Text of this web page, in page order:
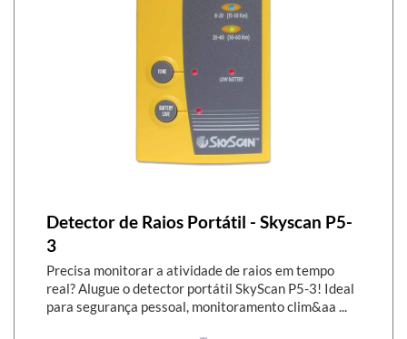
Detector de Raios Portátil - Skyscan P5-
3
Precisa monitorar a atividade de raios em tempo
real? Alugue o detector portátil SkyScan P5-3! Ideal
para segurança pessoal, monitoramento clim&aa ...